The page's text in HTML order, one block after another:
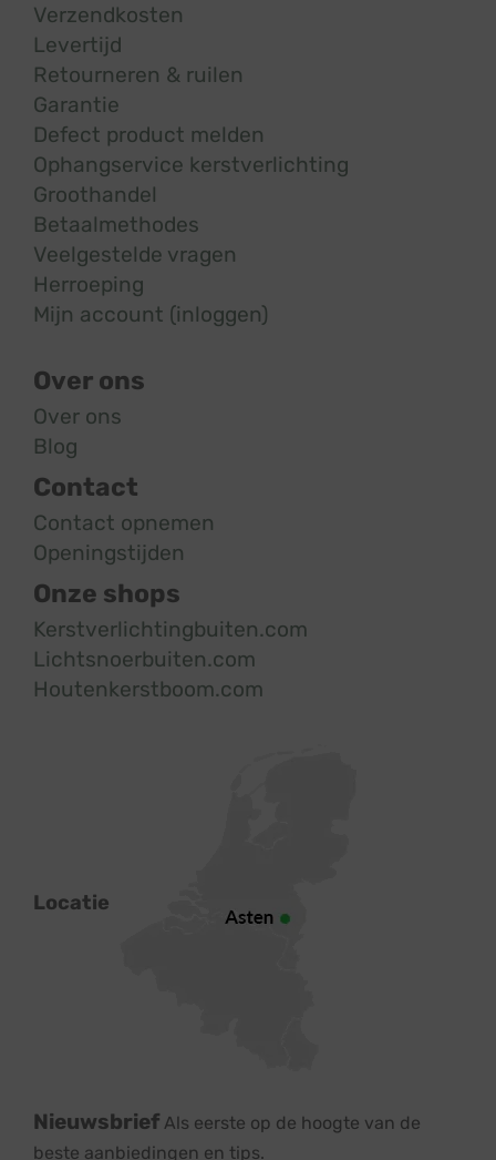
Verzendkosten
Levertijd
Retourneren & ruilen
Garantie
Defect product melden
Ophangservice kerstverlichting
Groothandel
Betaalmethodes
Veelgestelde vragen
Herroeping
Mijn account (inloggen)
Over ons
Over ons
Blog
Contact
Contact opnemen
Openingstijden
Onze shops
Kerstverlichtingbuiten.com
Lichtsnoerbuiten.com
Houtenkerstboom.com
Locatie
Nieuwsbrief Als eerste op de hoogte van de
beste aanbiedingen en tips.